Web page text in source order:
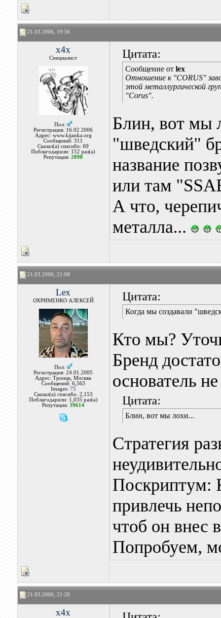
21.03.2006, 19:56
x4x
Специалист
Пол:
Регистрация: 16.02.2006
Адрес: www.kijanka.org
Сообщений: 311
Сказал(а) спасибо: 69
Поблагодарили: 152 раз(а)
Репутация:2898
Цитата:
Сообщение от lex
Отношение к "CORUS"
этой металлургической
"Corus".
Блин, вот мы
"шведский"
название
или там
А что,
металла...
21.03.2006, 21:08
Lex
ОХРИМЕНКО АЛЕКСЕЙ
Пол:
Регистрация: 24.01.2005
Адрес: Троицк, Москва
Сообщений: 6,563
Images: 75
Сказал(а) спасибо: 2,153
Поблагодарили: 1,035 раз(а)
Репутация:39614
Цитата:
Когда мы создавали
Кто мы?
Бренд
основатель
Цитата:
Блин, вот мы лохи...
Стратегия
Поскриптум:
привлечь
чтоб он внес
Попробуем,
21.03.2006, 21:26
x4x